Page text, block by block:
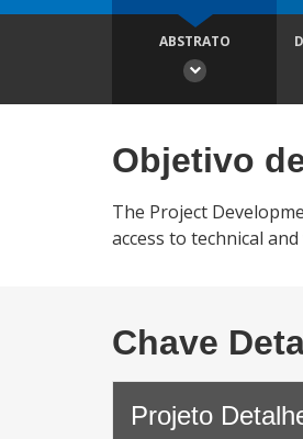
ABSTRATO
Objetivo
The Project
access to technical
Chave
Projeto